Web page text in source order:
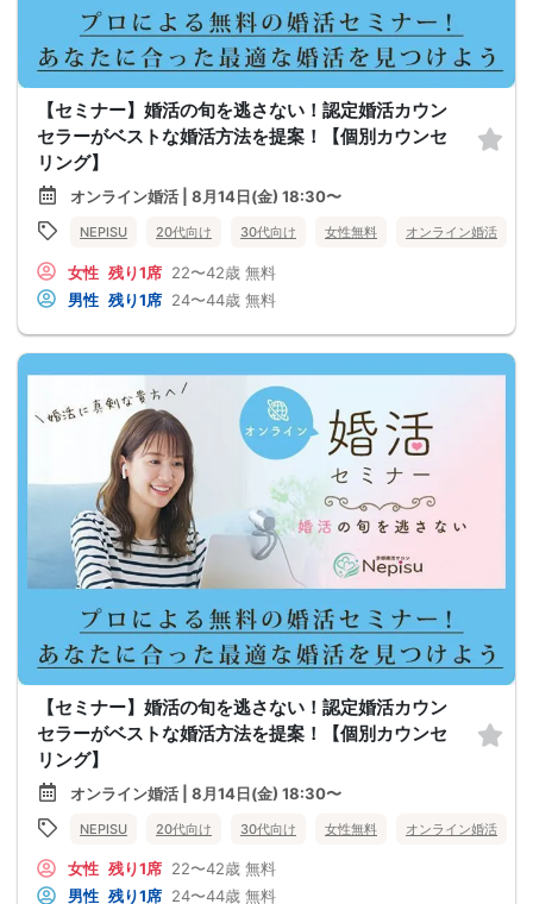
【セミナー】婚活の旬を逃さない！認定婚活カウン
セラーがベストな婚活方法を提案！【個別カウンセ
リング】
オンライン婚活 | 8月14日(金) 18:30〜
NEPISU 20代向け 30代向け 女性無料 オンライン婚活
女性 残り1席 22〜42歳 無料
男性 残り1席 24〜44歳 無料
【セミナー】婚活の旬を逃さない！認定婚活カウン
セラーがベストな婚活方法を提案！【個別カウンセ
リング】
オンライン婚活 | 8月14日(金) 18:30〜
NEPISU 20代向け 30代向け 女性無料 オンライン婚活
女性 残り1席 22〜42歳 無料
男性 残り1席 24〜44歳 無料